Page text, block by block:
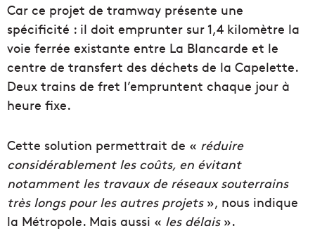
Car ce projet de tramway présente une
spécificité : il doit emprunter sur 1,4 kilomètre la
voie ferrée existante entre La Blancarde et le
centre de transfert des déchets de la Capelette.
Deux trains de fret l’empruntent chaque jour à
heure fixe.
Cette solution permettrait de « réduire
considérablement les coûts, en évitant
notamment les travaux de réseaux souterrains
très longs pour les autres projets», nous indique
la Métropole. Mais aussi « les délais».